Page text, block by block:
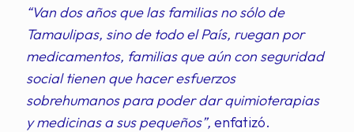
“Van dos años que las familias no sólo de
Tamaulipas, sino de todo el País, ruegan por
medicamentos, familias que aún con seguridad
social tienen que hacer esfuerzos
sobrehumanos para poder dar quimioterapias
y medicinas a sus pequeños”, enfatizó.